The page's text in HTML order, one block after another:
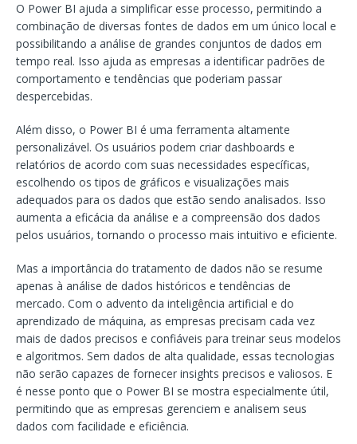
O Power BI ajuda a simplificar esse processo, permitindo a
combinação de diversas fontes de dados em um único local e
possibilitando a análise de grandes conjuntos de dados em
tempo real. Isso ajuda as empresas a identificar padrões de
comportamento e tendências que poderiam passar
despercebidas.
Além disso, o Power BI é uma ferramenta altamente
personalizável. Os usuários podem criar dashboards e
relatórios de acordo com suas necessidades específicas,
escolhendo os tipos de gráficos e visualizações mais
adequados para os dados que estão sendo analisados. Isso
aumenta a eficácia da análise e a compreensão dos dados
pelos usuários, tornando o processo mais intuitivo e eficiente.
Mas a importância do tratamento de dados não se resume
apenas à análise de dados históricos e tendências de
mercado. Com o advento da inteligência artificial e do
aprendizado de máquina, as empresas precisam cada vez
mais de dados precisos e confiáveis para treinar seus modelos
e algoritmos. Sem dados de alta qualidade, essas tecnologias
não serão capazes de fornecer insights precisos e valiosos. E
é nesse ponto que o Power BI se mostra especialmente útil,
permitindo que as empresas gerenciem e analisem seus
dados com facilidade e eficiência.